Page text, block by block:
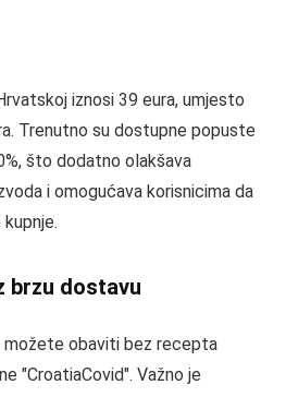
iznosi 39 eura, umjesto
Trenutno su dostupne popuste
što dodatno olakšava
i omogućava korisnicima da
brzu dostavu
možete obaviti bez recepta
"CroatiaCovid". Važno je